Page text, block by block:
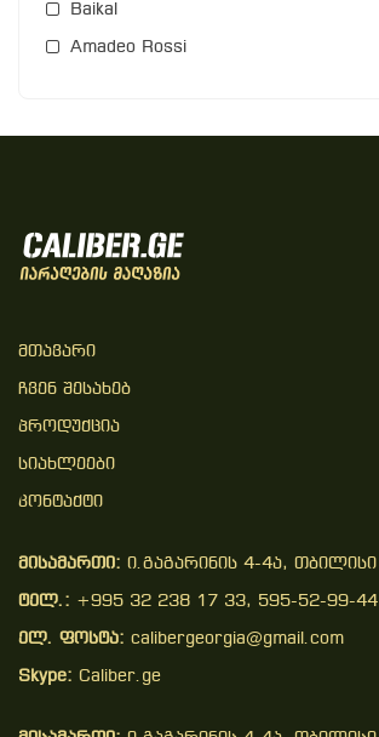
Baikal
Amadeo Rossi
Მთავარი
Ჩვენ Შესახებ
Პროდუქცია
Სიახლეები
Კონტაქტი
მისამართი: ი.გაგარინის 4-4ა, თბილისი
ტელ.: +995 32 238 17 33, 595-52-99-44
ელ. ფოსტა: calibergeorgia@gmail.com
Skype: Caliber.ge